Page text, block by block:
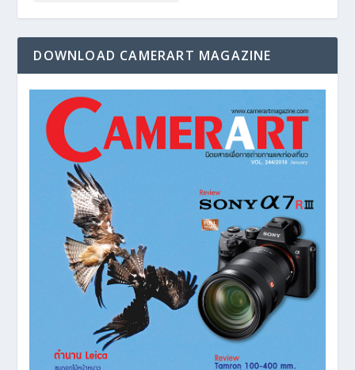
DOWNLOAD CAMERART MAGAZINE